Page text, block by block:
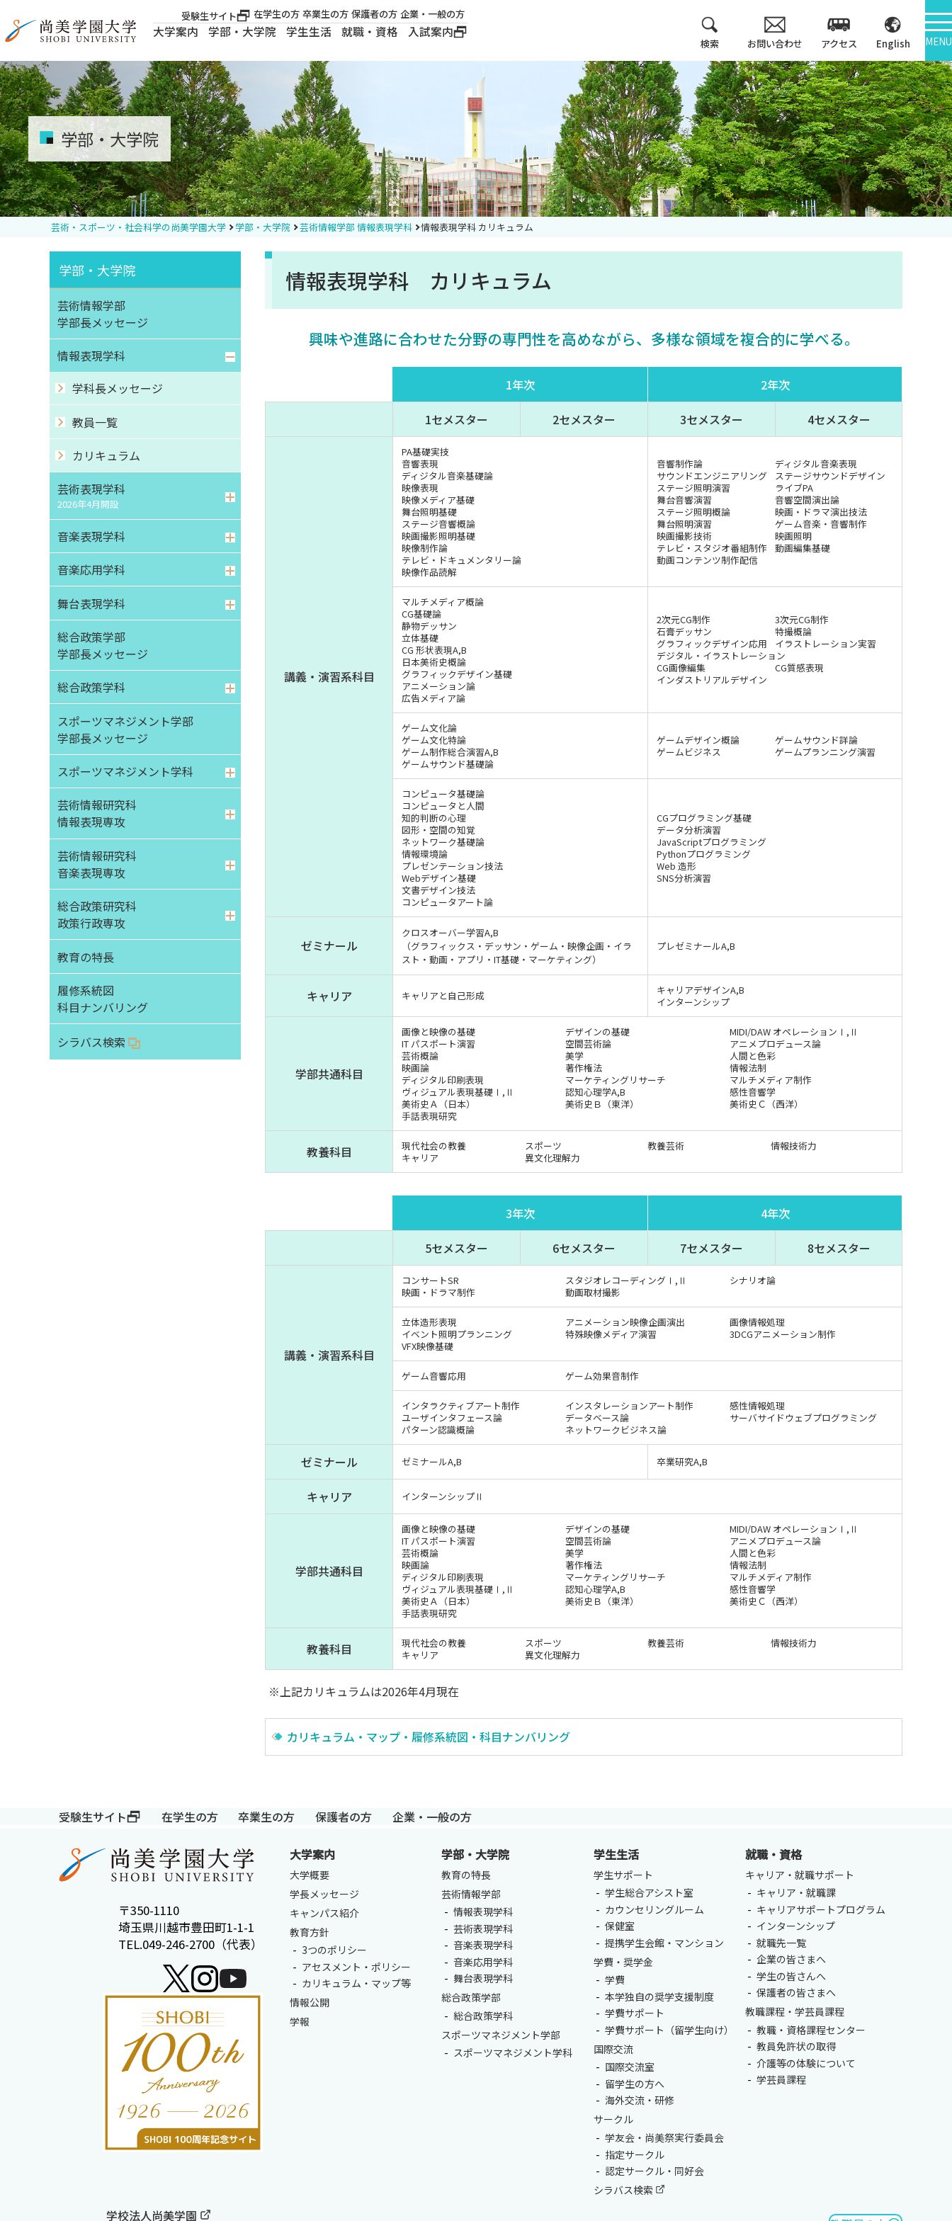
受験生サイト 在学生の方 卒業生の方 保護者の方 企業・一般の方
大学案内 学部・大学院 学生生活 就職・資格 入試案内
検索 お問い合わせ アクセス English MENU
大学案内
学部・大学院
学生生活
入試案内
大学案内
ロゴマーク・公式キ
ャラクター
学長メッセージ 教育方針
3つのポリシー
アセスメントポリシ
ー
カリキュラム・マッ
プ等
キャンパス紹介
情報公開
学報
大学機関別認証評価
内部質保証
中期計画
保護者の方 企業・一般の方
総合認証基盤システム（要ログイン）
学部・大学院
芸術・スポーツ・社会科学の尚美学園大学 学部・大学院 芸術情報学部 情報表現学科 情報表現学科 カリキュラム
情報表現学科 カリキュラム
興味や進路に合わせた分野の専門性を高めながら、多様な領域を複合的に学べる。
1年次 2年次
1セメスター 2セメスター 3セメスター 4セメスター
講義・演習系科目
PA基礎実技
音響表現
ディジタル音楽基礎論
映像表現
映像メディア基礎
舞台照明基礎
ステージ音響概論
映画撮影照明基礎
映像制作論
テレビ・ドキュメンタリー論
映像作品読解
音響制作論
ディジタル音楽表現
サウンドエンジニアリング
ステージサウンドデザイン
ステージ照明演習
ライブPA
舞台音響演習
音響空間演出論
ステージ照明概論
映画・ドラマ演出技法
舞台照明演習
ゲーム音楽・音響制作
映画撮影技術
映画照明
テレビ・スタジオ番組制作
動画編集基礎
動画コンテンツ制作配信
マルチメディア概論
CG基礎論
静物デッサン
立体基礎
CG 形状表現A,B
日本美術史概論
グラフィックデザイン基礎
アニメーション論
広告メディア論
2次元CG制作
3次元CG制作
石膏デッサン
特撮概論
グラフィックデザイン応用
イラストレーション実習
デジタル・イラストレーション
CG画像編集
CG質感表現
インダストリアルデザイン
ゲーム文化論
ゲーム文化特論
ゲーム制作総合演習A,B
ゲームサウンド基礎論
ゲームデザイン概論
ゲームサウンド詳論
ゲームビジネス
ゲームプランニング演習
コンピュータ基礎論
コンピュータと人間
知的判断の心理
図形・空間の知覚
ネットワーク基礎論
情報環境論
プレゼンテーション技法
Webデザイン基礎
文書デザイン技法
コンピュータアート論
CGプログラミング基礎
データ分析演習
JavaScriptプログラミング
Pythonプログラミング
Web 造形
SNS分析演習
ゼミナール
クロスオーバー学習A,B
（グラフィックス・デッサン・ ゲーム・映像企画・イラ
スト・動画・アプリ・ IT基礎・マーケティング）
プレゼミナールA,B
キャリア キャリアと自己形成
キャリアデザインA,B
インターンシップ
学部共通科目
画像と映像の基礎 デザインの基礎
MIDI/DAW オペレーションⅠ,Ⅱ
IT パスポート演習
空間芸術論
アニメプロデュース論
芸術概論
美学
人間と色彩
映画論
著作権法
情報法制
ディジタル印刷表現
マーケティングリサーチ
マルチメディア制作
ヴィジュアル表現基礎Ⅰ,Ⅱ
認知心理学A,B
感性音響学
美術史Ａ（日本）
美術史Ｂ（東洋）
美術史Ｃ（西洋）
手話表現研究
教養科目 現代社会の教養 スポーツ 教養芸術
情報技術力
キャリア
異文化理解力
3年次 4年次
5セメスター 6セメスター 7セメスター 8セメスター
講義・演習系科目
コンサートSR スタジオレコーディングⅠ,Ⅱ
シナリオ論
映画・ドラマ制作
動画取材撮影
立体造形表現 アニメーション映像企画演出
画像情報処理
イベント照明プランニング
特殊映像メディア演習
3DCGアニメーション制作
VFX映像基礎
ゲーム音響応用 ゲーム効果音制作
インタラクティブアート制作 インスタレーションアート制作
感性情報処理
ユーザインタフェース論
データベース論
サーバサイドウェブプログラミング
パターン認識概論
ネットワークビジネス論
ゼミナール ゼミナールA,B 卒業研究A,B
キャリア インターンシップⅡ
学部共通科目
画像と映像の基礎 デザインの基礎
MIDI/DAW オペレーションⅠ,Ⅱ
IT パスポート演習
空間芸術論
アニメプロデュース論
芸術概論
美学
人間と色彩
映画論
著作権法
情報法制
ディジタル印刷表現
マーケティングリサーチ
マルチメディア制作
ヴィジュアル表現基礎Ⅰ,Ⅱ
認知心理学A,B
感性音響学
美術史Ａ（日本）
美術史Ｂ（東洋）
美術史Ｃ（西洋）
手話表現研究
教養科目 現代社会の教養 スポーツ 教養芸術
情報技術力
キャリア
異文化理解力
※上記カリキュラムは2026年4⽉現在
カリキュラム・マップ・履修系統図・科目ナンバリング
学部・大学院
芸術情報学部
学部⻑メッセージ
情報表現学科
学科長メッセージ
教員一覧
カリキュラム
芸術表現学科
2026年4月開設
音楽表現学科
音楽応用学科
舞台表現学科
総合政策学部
学部⻑メッセージ
総合政策学科
スポーツマネジメント学部
学部⻑メッセージ
スポーツマネジメント学科
芸術情報研究科
情報表現専攻
芸術情報研究科
音楽表現専攻
総合政策研究科
政策行政専攻
教育の特長
履修系統図
科目ナンバリング
シラバス検索
受験生サイト 在学生の方 卒業生の方 保護者の方 企業・一般の方
〒350-1110
埼玉県川越市豊田町1-1-1
TEL.049-246-2700（代表）
大学案内
大学概要
学長メッセージ
キャンパス紹介
教育方針
3つのポリシー
アセスメント・ポリシー
カリキュラム・マップ等
情報公開
学報
学部・大学院
教育の特長
芸術情報学部
情報表現学科
芸術表現学科
音楽表現学科
音楽応用学科
舞台表現学科
総合政策学部
総合政策学科
スポーツマネジメント学部
スポーツマネジメント学科
学生生活
学生サポート
学生総合アシスト室
カウンセリングルーム
保健室
提携学生会館・マンション
学費・奨学金
学費
本学独自の奨学支援制度
学費サポート
学費サポート（留学生向け）
国際交流
国際交流室
留学生の方へ
海外交流・研修
サークル
学友会・尚美祭実行委員会
指定サークル
認定サークル・同好会
シラバス検索
就職・資格
キャリア・就職サポート
キャリア・就職課
キャリアサポートプログラム
インターンシップ
就職先一覧
企業の皆さまへ
学生の皆さんへ
保護者の皆さまへ
教職課程・学芸員課程
教職・資格課程センター
教員免許状の取得
介護等の体験について
学芸員課程
学校法人尚美学園